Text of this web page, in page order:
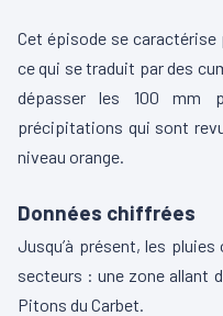
Cet épisode se caractérise
ce qui se traduit par des
dépasser les 100 mm
précipitations qui sont
niveau orange.
Données chiffrées
Jusqu’à présent, les
secteurs : une zone allant
Pitons du Carbet.